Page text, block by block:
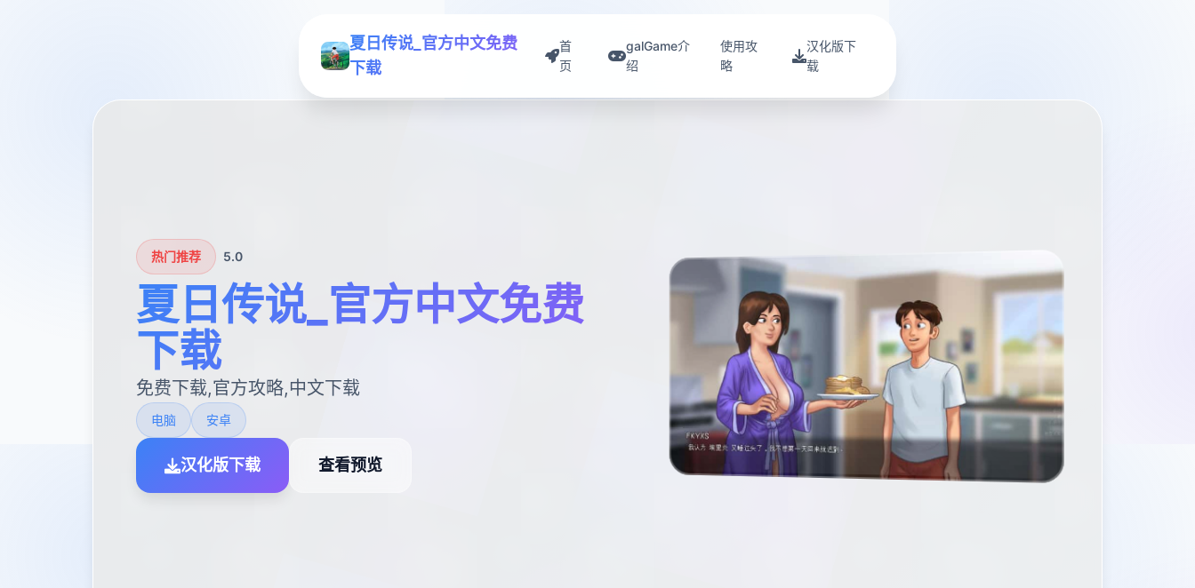
夏日传说_官方中文免费
下载
首
页
galGame介
绍
使用攻
略
汉化版下
载
热门推荐 5.0
夏日传说_官方中文免费
下载
免费下载,官方攻略,中文下载
电脑 安卓
汉化版下载 查看预览